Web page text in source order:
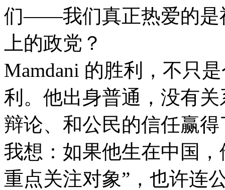
们——我们真正热爱的是
上的政党？
Mamdani 的胜利，不只
利。他出身普通，没有
辩论、和公民的信任赢
我想：如果他生在中国
重点关注对象”，也许连